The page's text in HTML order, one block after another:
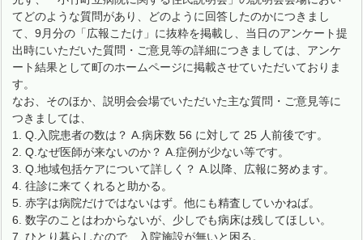
てどのような質問があり、どのように回答したのかにつきまし
て、9月分の「広報こたけ」に抜粋を掲載し、当日のアンケート提
出時にいただいた質問・ご意見等の詳細につきましては、アンケ
ート結果として町のホームページに掲載させていただいておりま
す。
なお、そのほか、説明会会場でいただいた主な質問・ご意見等に
つきましては、
1. Q.入院患者の数は？ A.病床数 56 に対して 25 人前後です。
2. Q.なぜ医師が来ないのか？ A.症例が少ない等です。
3. Q.地域包括ケアについて詳しく？ A.以降、広報に努めます。
4. 往診に来てくれると助かる。
5. 赤字は病院だけではないはず。他にも精査していかねば。
6. 数字のことはわからないが、少しでも病床は残してほしい。
7. ひとり暮らしなので、入院施設が無いと困る。